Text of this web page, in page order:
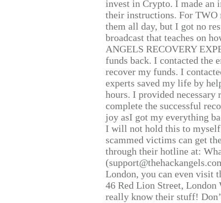
invest in Crypto. I made
their instructions. For TWO
them all day, but I got no
broadcast that teaches on
ANGELS RECOVERY
funds back. I contacted the
recover my funds. I
experts saved my life by
hours. I provided
complete the successful
joy asI got my everything
I will not hold this to
scammed victims can get
through their hotline at:
London, you can even visit
46 Red Lion Street, London
really know their stuff!